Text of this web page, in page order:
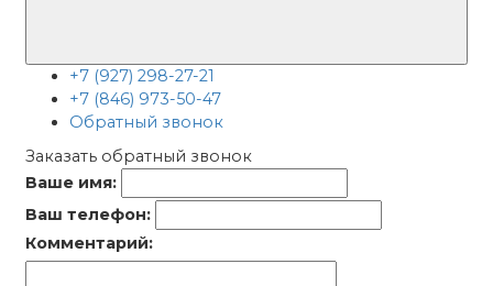
+7 (927) 298-27-21
+7 (846) 973-50-47
Обратный звонок
Заказать обратный звонок
Ваше имя:
Ваш телефон:
Комментарий: